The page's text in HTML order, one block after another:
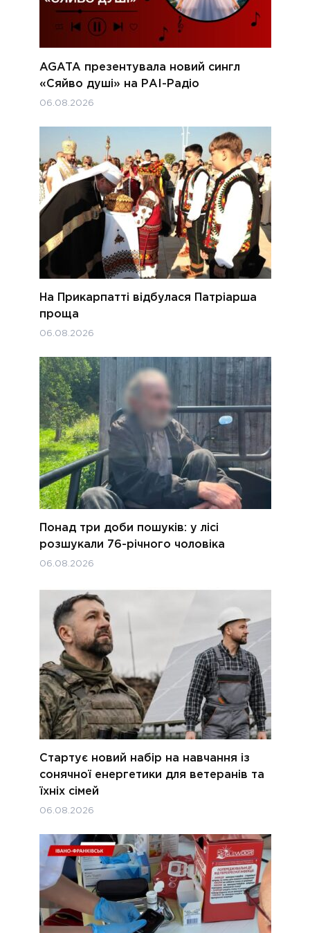
AGATA презентувала новий сингл
«Сяйво душі» на РАІ-Радіо
06.08.2026
На Прикарпатті відбулася Патріарша
проща
06.08.2026
Понад три доби пошуків: у лісі
розшукали 76-річного чоловіка
06.08.2026
Стартує новий набір на навчання із
сонячної енергетики для ветеранів та
їхніх сімей
06.08.2026